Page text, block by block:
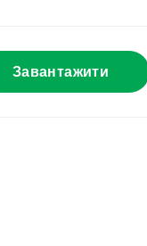
Завантажити